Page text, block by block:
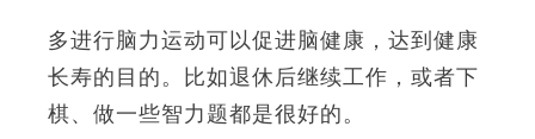
多进行脑力运动可以促进脑健康，达到健康
长寿的目的。比如退休后继续工作，或者下
棋、做一些智力题都是很好的。